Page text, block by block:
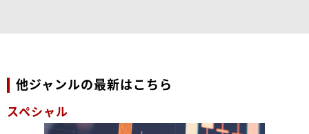
他ジャンルの最新はこちら
スペシャル